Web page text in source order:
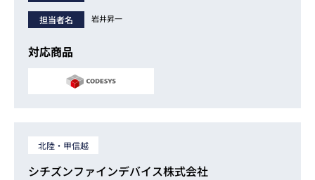
担当者名 岩井昇一
対応商品
北陸・甲信越
シチズンファインデバイス株式会社